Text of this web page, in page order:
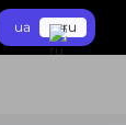
ua ru